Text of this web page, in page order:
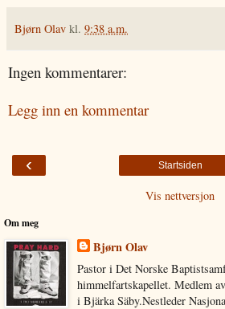
Bjørn Olav kl. 9:38 a.m.
Ingen kommentarer:
Legg inn en kommentar
‹ Startsiden
Vis nettversjon
Om meg
Bjørn Olav
Pastor i Det Norske
himmelfartskapellet. Medlem
i Bjärka Säby.Nestleder